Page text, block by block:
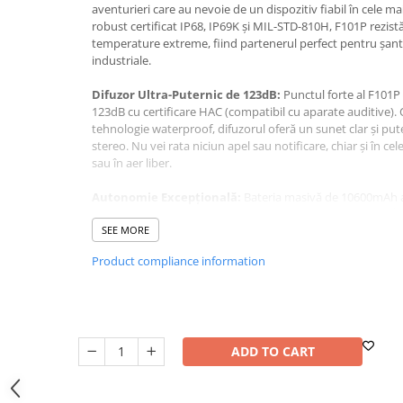
Washing Machines & Dishwashers
Washing Machines
Clothes Dryers
Lazi frigorifice
Uscătoare de Păr
Hair Straighteners
Camere de supraveghere
Climatizare
aventurieri care au nevoie de un dispozitiv fiabil în cele
robust certificat IP68, IP69K și MIL-STD-810H, F101P
temperature extreme, fiind partenerul perfect pentru
industriale.
Difuzor Ultra-Puternic de 123dB: Punctul forte al
123dB cu certificare HAC (compatibil cu aparate
tehnologie waterproof, difuzorul oferă un sunet clar și
stereo. Nu vei rata niciun apel sau notificare, chiar și în
sau în aer liber.
griji - 816 ore standby, 50 ore convorbiri, 145 ore muzică.
semnificativ timpul de încărcare, iar funcția OTG permite
microSD.
Sistem Foto Versatil:Camera principală de 24MP cu
SEE MORE
Product compliance information
ADD TO CART